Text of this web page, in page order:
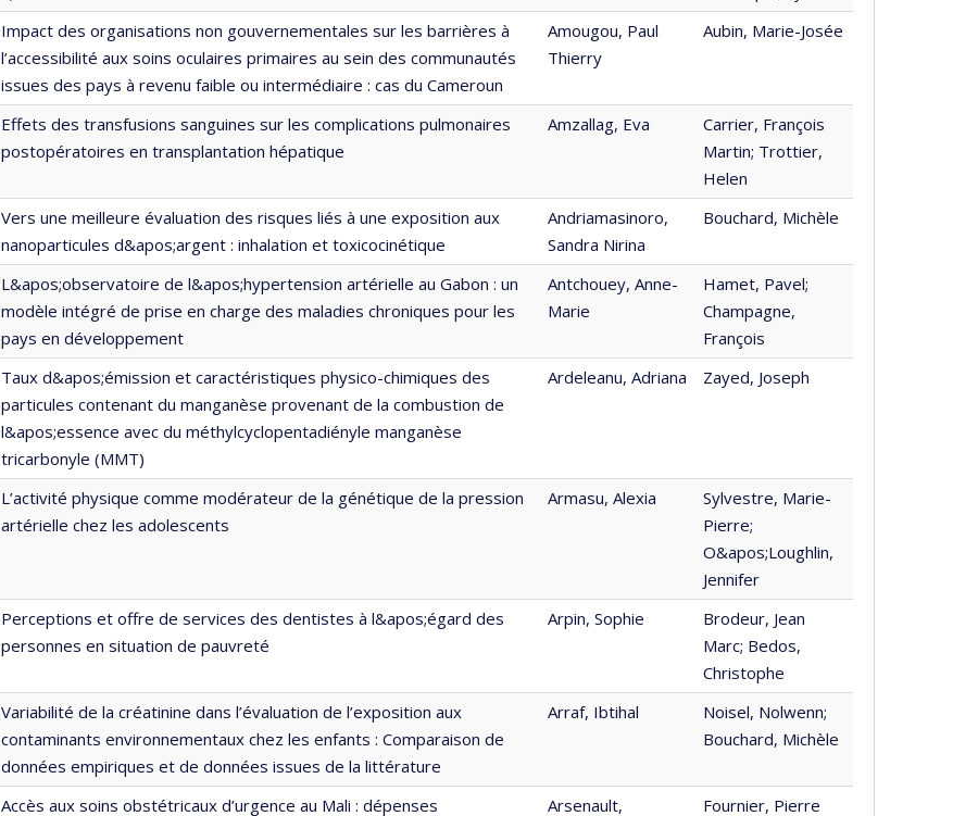
Impact des organisations non gouvernementales sur les barrières à
l’accessibilité aux soins oculaires primaires au sein des communautés
issues des pays à revenu faible ou intermédiaire : cas du Cameroun
Amougou, Paul
Thierry
Aubin, Marie-Josée
Effets des transfusions sanguines sur les complications pulmonaires
postopératoires en transplantation hépatique
Amzallag, Eva
Carrier, François
Martin; Trottier,
Helen
Vers une meilleure évaluation des risques liés à une exposition aux
nanoparticules d&apos;argent : inhalation et toxicocinétique
Andriamasinoro,
Sandra Nirina
Bouchard, Michèle
L&apos;observatoire de l&apos;hypertension artérielle au Gabon : un
modèle intégré de prise en charge des maladies chroniques pour les
pays en développement
Antchouey, Anne-
Marie
Hamet, Pavel;
Champagne,
François
Taux d&apos;émission et caractéristiques physico-chimiques des
particules contenant du manganèse provenant de la combustion de
l&apos;essence avec du méthylcyclopentadiényle manganèse
tricarbonyle (MMT)
Ardeleanu, Adriana Zayed, Joseph
L’activité physique comme modérateur de la génétique de la pression
artérielle chez les adolescents
Armasu, Alexia
Sylvestre, Marie-
Pierre;
O&apos;Loughlin,
Jennifer
Perceptions et offre de services des dentistes à l&apos;égard des
personnes en situation de pauvreté
Arpin, Sophie
Brodeur, Jean
Marc; Bedos,
Christophe
Variabilité de la créatinine dans l’évaluation de l’exposition aux
contaminants environnementaux chez les enfants : Comparaison de
données empiriques et de données issues de la littérature
Arraf, Ibtihal
Noisel, Nolwenn;
Bouchard, Michèle
Accès aux soins obstétricaux d’urgence au Mali : dépenses Arsenault, Fournier, Pierre